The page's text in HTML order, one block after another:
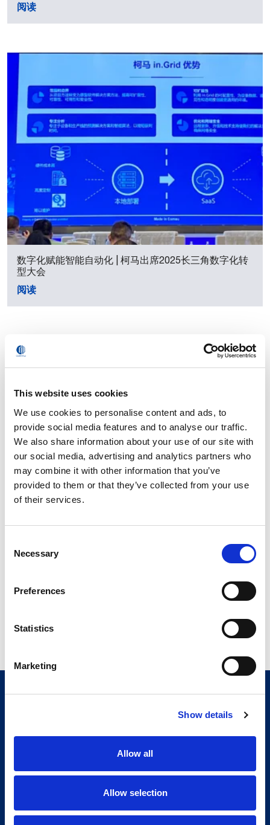
This website uses cookies
We use cookies to personalise content and ads, to
provide social media features and to analyse our traffic.
We also share information about your use of our site with
our social media, advertising and analytics partners who
may combine it with other information that you’ve
provided to them or that they’ve collected from your use
of their services.
Selection
Necessary
Preferences
Statistics
Marketing
Show details
Allow all
Allow selection
阅读
数字化赋能智能自动化 | 柯马出席2025长三角数字化转
型大会
阅读
柯马亮相2025长三角先进制造业创新发展暨具身智能装
备大会
上一页 下一页